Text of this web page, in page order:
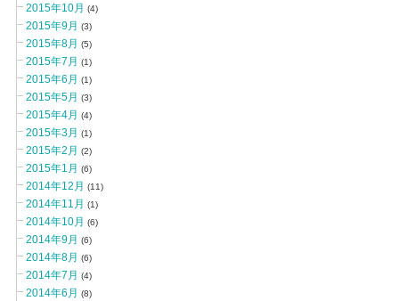
2015年10月 (4)
2015年9月 (3)
2015年8月 (5)
2015年7月 (1)
2015年6月 (1)
2015年5月 (3)
2015年4月 (4)
2015年3月 (1)
2015年2月 (2)
2015年1月 (6)
2014年12月 (11)
2014年11月 (1)
2014年10月 (6)
2014年9月 (6)
2014年8月 (6)
2014年7月 (4)
2014年6月 (8)